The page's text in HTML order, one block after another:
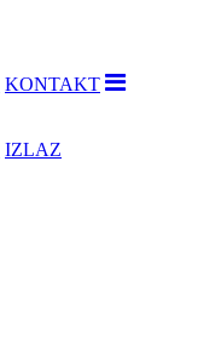
KONTAKT
IZLAZ